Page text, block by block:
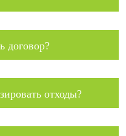
договор?
отходы?